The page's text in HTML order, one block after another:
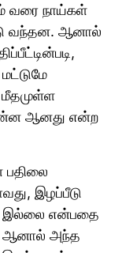
வரை நாய்கள்
வந்தன. ஆனால்
மீதமுள்ள
ஆனது என்ற
பதிலை
இழப்பீடு
இல்லை என்பதை
ஆனால் அந்த